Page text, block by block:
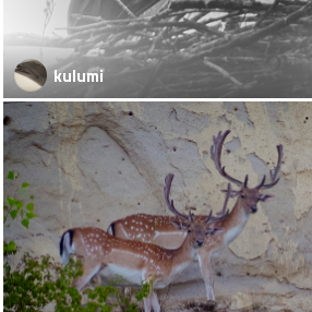
kulumi